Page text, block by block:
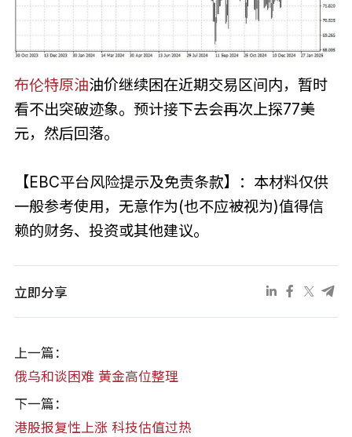
布伦特原油油价继续困在近期交易区间内，暂时
看不出突破迹象。预计接下去会再次上探77美
元，然后回落。
【EBC平台风险提示及免责条款】：本材料仅供
一般参考使用，无意作为(也不应被视为)值得信
赖的财务、投资或其他建议。
立即分享
上一篇：
俄乌和谈困难 黄金高位整理
下一篇：
港股报复性上涨 科技估值过热